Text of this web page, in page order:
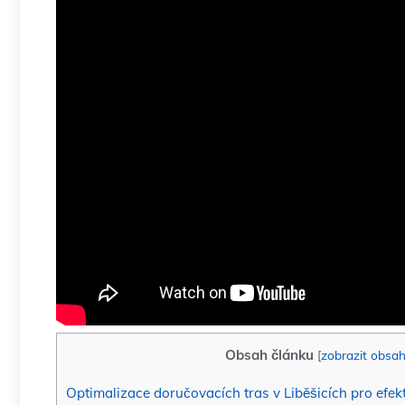
Obsah článku [zobrazit obsah
Optimalizace doručovacích tras v Liběšicích pro